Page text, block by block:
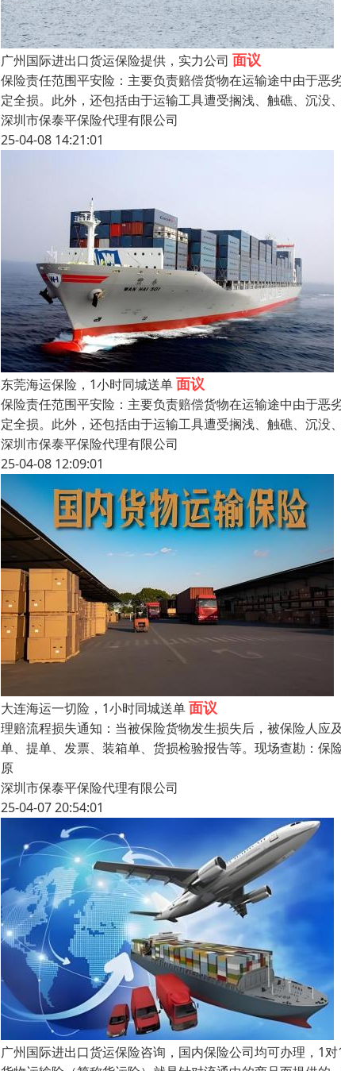
广州国际进出口货运保险提供，实力公司 面议
保险责任范围平安险：主要负责赔偿货物在运输途中由于
定全损。此外，还包括由于运输工具遭受搁浅、触礁、沉
深圳市保泰平保险代理有限公司
25-04-08 14:21:01
东莞海运保险，1小时同城送单面议
保险责任范围平安险：主要负责赔偿货物在运输途中由于
定全损。此外，还包括由于运输工具遭受搁浅、触礁、沉
深圳市保泰平保险代理有限公司
25-04-08 12:09:01
大连海运一切险，1小时同城送单面议
理赔流程损失通知：当被保险货物发生损失后，被保险人
单、提单、发票、装箱单、货损检验报告等。现场查勘：
原
深圳市保泰平保险代理有限公司
25-04-07 20:54:01
广州国际进出口货运保险咨询，国内保险公司均可办理，1对